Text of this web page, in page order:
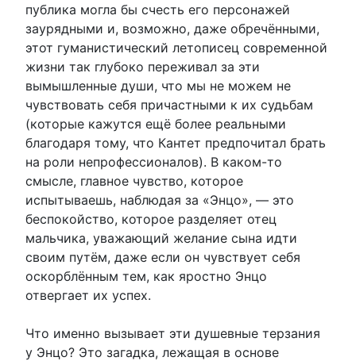
публика могла бы счесть его персонажей
заурядными и, возможно, даже обречёнными,
этот гуманистический летописец современной
жизни так глубоко переживал за эти
вымышленные души, что мы не можем не
чувствовать себя причастными к их судьбам
(которые кажутся ещё более реальными
благодаря тому, что Кантет предпочитал брать
на роли непрофессионалов). В каком-то
смысле, главное чувство, которое
испытываешь, наблюдая за «Энцо», — это
беспокойство, которое разделяет отец
мальчика, уважающий желание сына идти
своим путём, даже если он чувствует себя
оскорблённым тем, как яростно Энцо
отвергает их успех.
Что именно вызывает эти душевные терзания
у Энцо? Это загадка, лежащая в основе